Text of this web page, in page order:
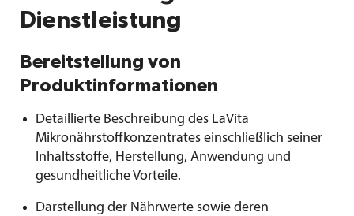
Dienstleistung
Bereitstellung von
Produktinformationen
Detaillierte Beschreibung des LaVita
Mikronährstoffkonzentrates einschließlich seiner
Inhaltsstoffe, Herstellung, Anwendung und
gesundheitliche Vorteile.
Darstellung der Nährwerte sowie deren